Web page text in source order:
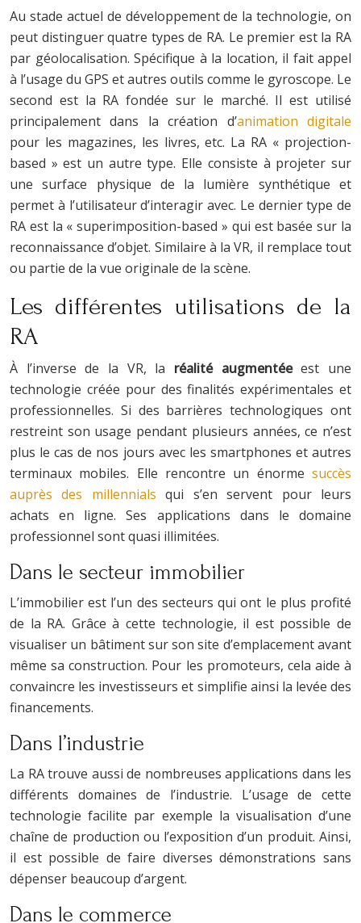
Au stade actuel de développement de la technologie, on
peut distinguer quatre types de RA. Le premier est la RA
par géolocalisation. Spécifique à la location, il fait appel
à l’usage du GPS et autres outils comme le gyroscope. Le
second est la RA fondée sur le marché. Il est utilisé
principalement dans la création d’animation digitale
pour les magazines, les livres, etc. La RA « projection-
based » est un autre type. Elle consiste à projeter sur
une surface physique de la lumière synthétique et
permet à l’utilisateur d’interagir avec. Le dernier type de
RA est la « superimposition-based » qui est basée sur la
reconnaissance d’objet. Similaire à la VR, il remplace tout
ou partie de la vue originale de la scène.
Les différentes utilisations de la
RA
À l’inverse de la VR, la réalité augmentéeest une
technologie créée pour des finalités expérimentales et
professionnelles. Si des barrières technologiques ont
restreint son usage pendant plusieurs années, ce n’est
plus le cas de nos jours avec les smartphones et autres
terminaux mobiles. Elle rencontre un énorme succès
auprès des millennials qui s’en servent pour leurs
achats en ligne. Ses applications dans le domaine
professionnel sont quasi illimitées.
Dans le secteur immobilier
L’immobilier est l’un des secteurs qui ont le plus profité
de la RA. Grâce à cette technologie, il est possible de
visualiser un bâtiment sur son site d’emplacement avant
même sa construction. Pour les promoteurs, cela aide à
convaincre les investisseurs et simplifie ainsi la levée des
financements.
Dans l’industrie
La RA trouve aussi de nombreuses applications dans les
différents domaines de l’industrie. L’usage de cette
technologie facilite par exemple la visualisation d’une
chaîne de production ou l’exposition d’un produit. Ainsi,
il est possible de faire diverses démonstrations sans
dépenser beaucoup d’argent.
Dans le commerce